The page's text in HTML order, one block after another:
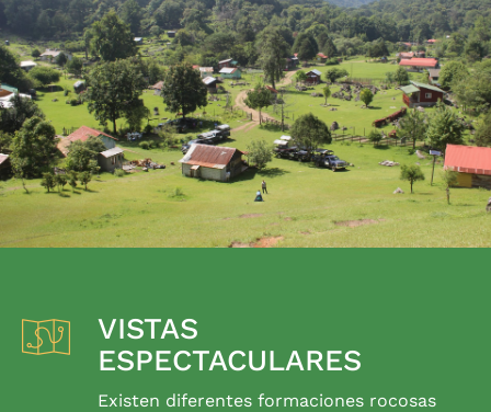
VISTAS
ESPECTACULARES
Existen diferentes formaciones rocosas